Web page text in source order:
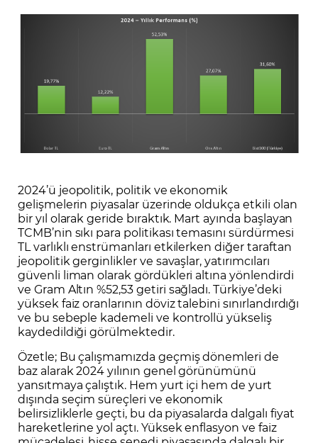
2024’ü jeopolitik, politik ve ekonomik
gelişmelerin piyasalar üzerinde oldukça etkili olan
bir yıl olarak geride bıraktık. Mart ayında başlayan
TCMB’nin sıkı para politikası temasını sürdürmesi
TL varlıklı enstrümanları etkilerken diğer taraftan
jeopolitik gerginlikler ve savaşlar, yatırımcıları
güvenli liman olarak gördükleri altına yönlendirdi
ve Gram Altın %52,53 getiri sağladı. Türkiye’deki
yüksek faiz oranlarının döviz talebini sınırlandırdığı
ve bu sebeple kademeli ve kontrollü yükseliş
kaydedildiği görülmektedir.
Özetle; Bu çalışmamızda geçmiş dönemleri de
baz alarak 2024 yılının genel görünümünü
yansıtmaya çalıştık. Hem yurt içi hem de yurt
dışında seçim süreçleri ve ekonomik
belirsizliklerle geçti, bu da piyasalarda dalgalı fiyat
hareketlerine yol açtı. Yüksek enflasyon ve faiz